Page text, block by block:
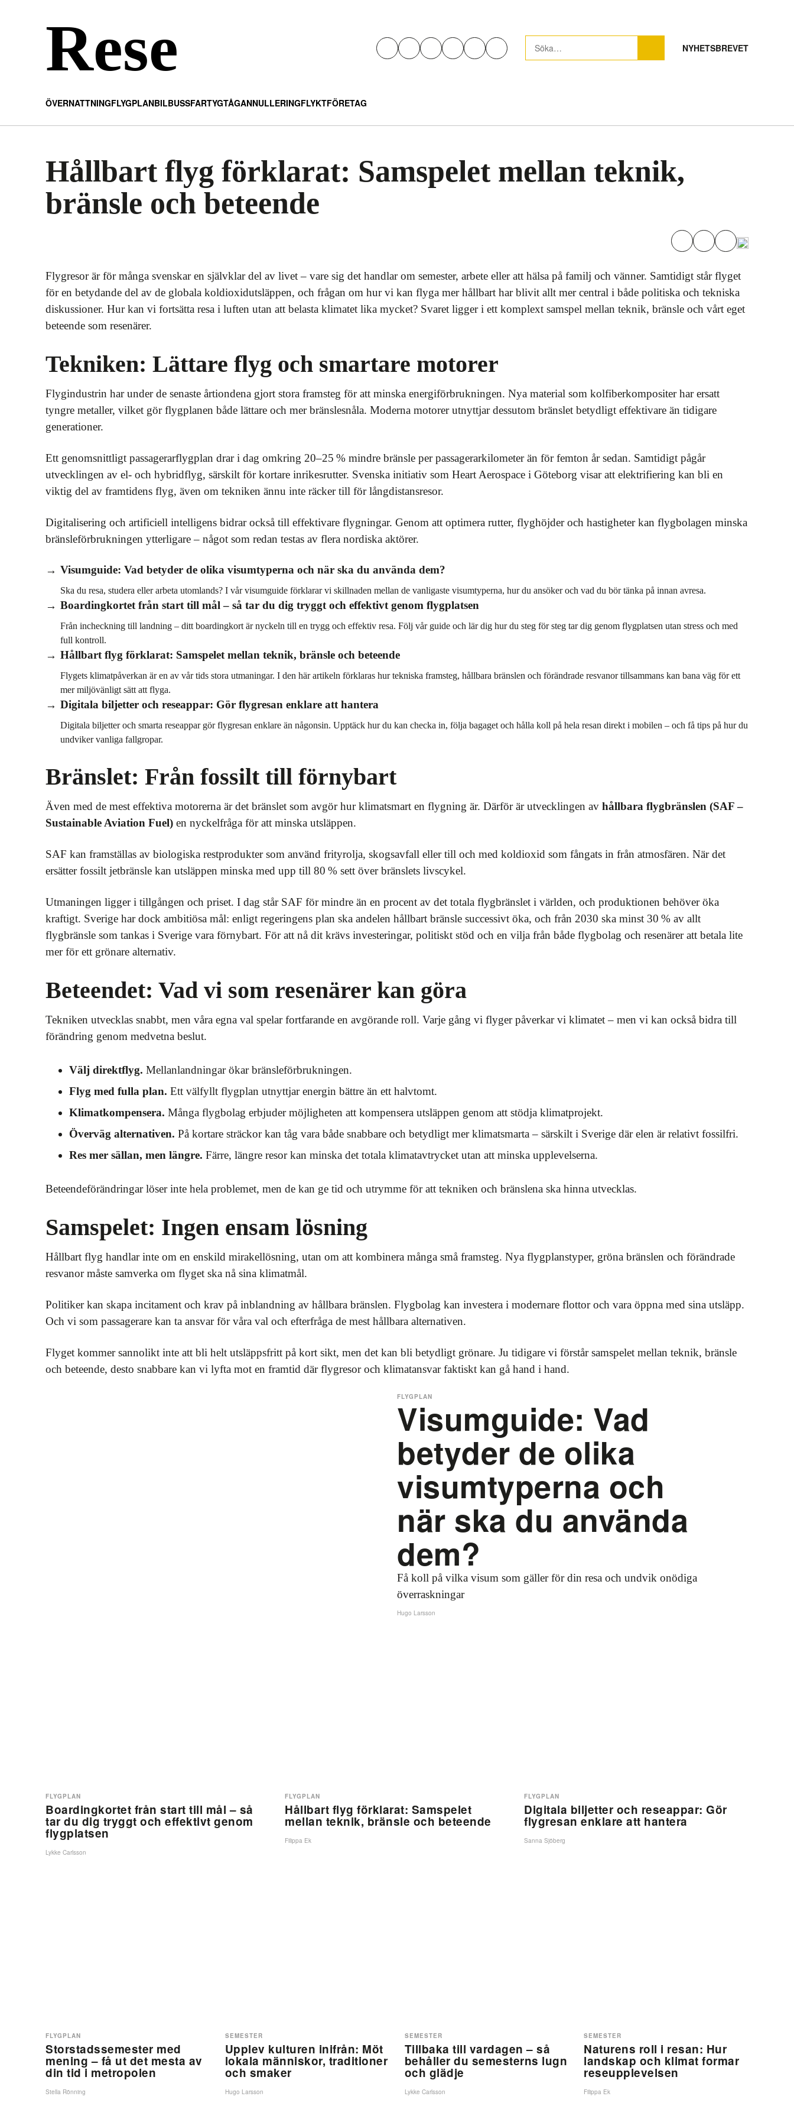
Rese NYHETSBREVET
ÖVERNATTNINGFLYGPLANBILBUSSFARTYGTÅGANNULLERINGFLYKTFÖRETAG
Hållbart flyg förklarat: Samspelet mellan teknik,
bränsle och beteende
Flygresor är för många svenskar en självklar del av livet – vare sig det handlar om semester, arbete eller att hälsa på familj och vänner. Samtidigt står flyget
för en betydande del av de globala koldioxidutsläppen, och frågan om hur vi kan flyga mer hållbart har blivit allt mer central i både politiska och tekniska
diskussioner. Hur kan vi fortsätta resa i luften utan att belasta klimatet lika mycket? Svaret ligger i ett komplext samspel mellan teknik, bränsle och vårt eget
beteende som resenärer.
Tekniken: Lättare flyg och smartare motorer
Flygindustrin har under de senaste årtiondena gjort stora framsteg för att minska energiförbrukningen. Nya material som kolfiberkompositer har ersatt
tyngre metaller, vilket gör flygplanen både lättare och mer bränslesnåla. Moderna motorer utnyttjar dessutom bränslet betydligt effektivare än tidigare
generationer.
Ett genomsnittligt passagerarflygplan drar i dag omkring 20–25 % mindre bränsle per passagerarkilometer än för femton år sedan. Samtidigt pågår
utvecklingen av el‑ och hybridflyg, särskilt för kortare inrikesrutter. Svenska initiativ som Heart Aerospace i Göteborg visar att elektrifiering kan bli en
viktig del av framtidens flyg, även om tekniken ännu inte räcker till för långdistansresor.
Digitalisering och artificiell intelligens bidrar också till effektivare flygningar. Genom att optimera rutter, flyghöjder och hastigheter kan flygbolagen minska
bränsleförbrukningen ytterligare – något som redan testas av flera nordiska aktörer.
Visumguide: Vad betyder de olika visumtyperna och när ska du använda dem?
Ska du resa, studera eller arbeta utomlands? I vår visumguide förklarar vi skillnaden mellan de vanligaste visumtyperna, hur du ansöker och vad du bör tänka på innan avresa.
Boardingkortet från start till mål – så tar du dig tryggt och effektivt genom flygplatsen
Från incheckning till landning – ditt boardingkort är nyckeln till en trygg och effektiv resa. Följ vår guide och lär dig hur du steg för steg tar dig genom flygplatsen utan stress och med
full kontroll.
Hållbart flyg förklarat: Samspelet mellan teknik, bränsle och beteende
Flygets klimatpåverkan är en av vår tids stora utmaningar. I den här artikeln förklaras hur tekniska framsteg, hållbara bränslen och förändrade resvanor tillsammans kan bana väg för ett
mer miljövänligt sätt att flyga.
Digitala biljetter och reseappar: Gör flygresan enklare att hantera
Digitala biljetter och smarta reseappar gör flygresan enklare än någonsin. Upptäck hur du kan checka in, följa bagaget och hålla koll på hela resan direkt i mobilen – och få tips på hur du
undviker vanliga fallgropar.
Bränslet: Från fossilt till förnybart
Även med de mest effektiva motorerna är det bränslet som avgör hur klimatsmart en flygning är. Därför är utvecklingen av hållbara flygbränslen (SAF –
Sustainable Aviation Fuel) en nyckelfråga för att minska utsläppen.
SAF kan framställas av biologiska restprodukter som använd frityrolja, skogsavfall eller till och med koldioxid som fångats in från atmosfären. När det
ersätter fossilt jetbränsle kan utsläppen minska med upp till 80 % sett över bränslets livscykel.
Utmaningen ligger i tillgången och priset. I dag står SAF för mindre än en procent av det totala flygbränslet i världen, och produktionen behöver öka
kraftigt. Sverige har dock ambitiösa mål: enligt regeringens plan ska andelen hållbart bränsle successivt öka, och från 2030 ska minst 30 % av allt
flygbränsle som tankas i Sverige vara förnybart. För att nå dit krävs investeringar, politiskt stöd och en vilja från både flygbolag och resenärer att betala lite
mer för ett grönare alternativ.
Beteendet: Vad vi som resenärer kan göra
Tekniken utvecklas snabbt, men våra egna val spelar fortfarande en avgörande roll. Varje gång vi flyger påverkar vi klimatet – men vi kan också bidra till
förändring genom medvetna beslut.
Välj direktflyg. Mellanlandningar ökar bränsleförbrukningen.
Flyg med fulla plan. Ett välfyllt flygplan utnyttjar energin bättre än ett halvtomt.
Klimatkompensera. Många flygbolag erbjuder möjligheten att kompensera utsläppen genom att stödja klimatprojekt.
Överväg alternativen. På kortare sträckor kan tåg vara både snabbare och betydligt mer klimatsmarta – särskilt i Sverige där elen är relativt fossilfri.
Res mer sällan, men längre. Färre, längre resor kan minska det totala klimatavtrycket utan att minska upplevelserna.
Beteendeförändringar löser inte hela problemet, men de kan ge tid och utrymme för att tekniken och bränslena ska hinna utvecklas.
Samspelet: Ingen ensam lösning
Hållbart flyg handlar inte om en enskild mirakellösning, utan om att kombinera många små framsteg. Nya flygplanstyper, gröna bränslen och förändrade
resvanor måste samverka om flyget ska nå sina klimatmål.
Politiker kan skapa incitament och krav på inblandning av hållbara bränslen. Flygbolag kan investera i modernare flottor och vara öppna med sina utsläpp.
Och vi som passagerare kan ta ansvar för våra val och efterfråga de mest hållbara alternativen.
Flyget kommer sannolikt inte att bli helt utsläppsfritt på kort sikt, men det kan bli betydligt grönare. Ju tidigare vi förstår samspelet mellan teknik, bränsle
och beteende, desto snabbare kan vi lyfta mot en framtid där flygresor och klimatansvar faktiskt kan gå hand i hand.
Visumguide: Vad
betyder de olika
visumtyperna och
när ska du använda
dem?
Få koll på vilka visum som gäller för din resa och undvik onödiga
överraskningar
FLYGPLAN
Hugo Larsson
Boardingkortet från start till mål – så
tar du dig tryggt och effektivt genom
flygplatsen
FLYGPLAN
Lykke Carlsson
Hållbart flyg förklarat: Samspelet
mellan teknik, bränsle och beteende
FLYGPLAN
Filippa Ek
Digitala biljetter och reseappar: Gör
flygresan enklare att hantera
FLYGPLAN
Sanna Sjöberg
Storstadssemester med
mening – få ut det mesta av
din tid i metropolen
FLYGPLAN
Stella Rönning
Upplev kulturen inifrån: Möt
lokala människor, traditioner
och smaker
SEMESTER
Hugo Larsson
Tillbaka till vardagen – så
behåller du semesterns lugn
och glädje
SEMESTER
Lykke Carlsson
Naturens roll i resan: Hur
landskap och klimat formar
reseupplevelsen
SEMESTER
Filippa Ek